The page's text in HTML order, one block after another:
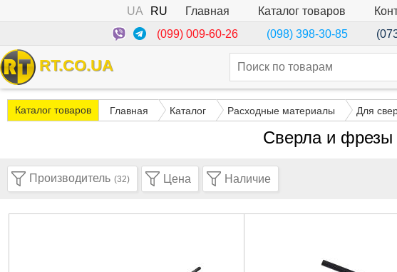
UA RU Главная Каталог товаров
(099) 009-60-26
(098) 398-30-85
RT.CO.UA
Каталог товаров Главная Каталог Расходные материалы Для
Сверла и фрезы
Производитель (32) Цена Наличие